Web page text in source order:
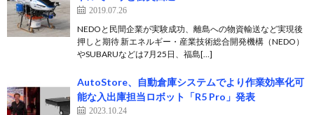
2019.07.26
NEDOと民間企業が実験成功、離島への物資輸送など実現後
押しと期待 新エネルギー・産業技術総合開発機構（NEDO）
やSUBARUなどは7月25日、福島[…]
AutoStore、自動倉庫システムでより作業効率化可
能な入出庫担当ロボット「R5 Pro」発表
2023.10.24